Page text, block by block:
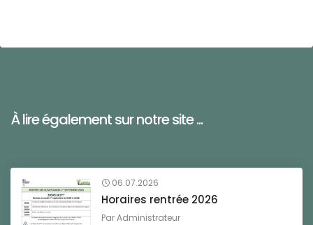
À lire également sur notre site ...
06.07.2026
Horaires rentrée 2026
ParAdministrateur